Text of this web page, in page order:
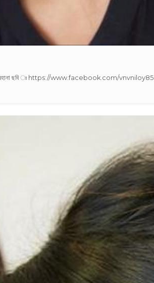
ঃ শিরি ফারহানা ছবি ঃ https://www.facebook.com/vnvniloy85